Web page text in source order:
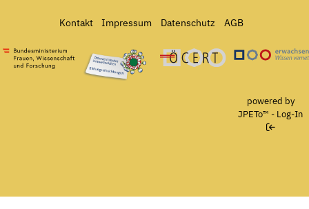
Kontakt Impressum Datenschutz AGB
Bundesministerium für Frauen, Wissenschaft und Forschung
Österreichisches Umweltzeichen für
Ö-Cert
powered by
JPETo™ - Log-In